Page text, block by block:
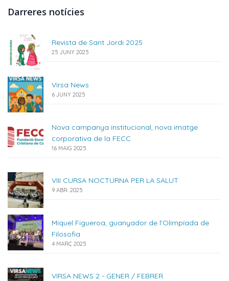
Darreres notícies
Revista de Sant Jordi 2025
25 JUNY 2025
Virsa News
6 JUNY 2025
Nova campanya institucional, nova imatge
corporativa de la FECC
16 MAIG 2025
VIII CURSA NOCTURNA PER LA SALUT
9 ABR. 2025
Miquel Figueroa, guanyador de l'Olimpíada de
Filosofia
4 MARÇ 2025
VIRSA NEWS 2 - GENER / FEBRER